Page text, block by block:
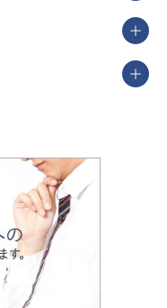
長野県
奈良県
和歌山県
広島県
高知県
ング
功させる方法
短距離の学力
アル